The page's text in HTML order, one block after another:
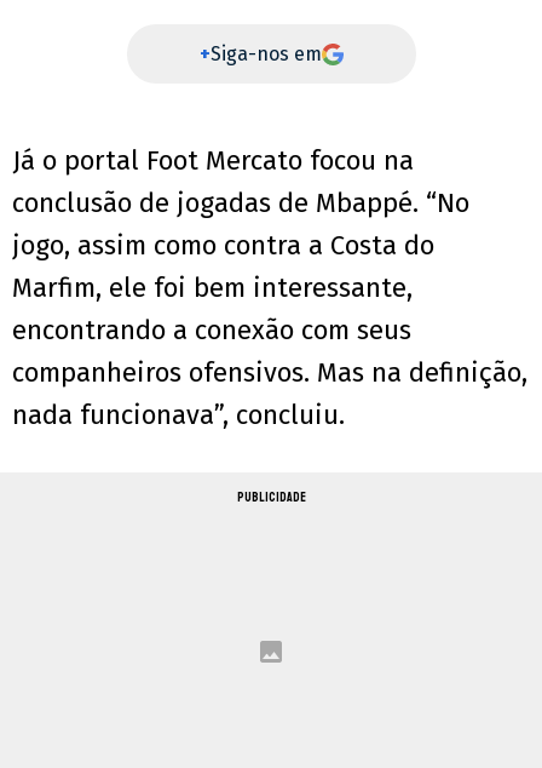
+Siga-nos em
Já o portal Foot Mercato focou na
conclusão de jogadas de Mbappé. “No
jogo, assim como contra a Costa do
Marfim, ele foi bem interessante,
encontrando a conexão com seus
companheiros ofensivos. Mas na definição,
nada funcionava”, concluiu.
PUBLICIDADE